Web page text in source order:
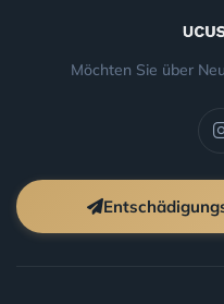
Möchten Sie über